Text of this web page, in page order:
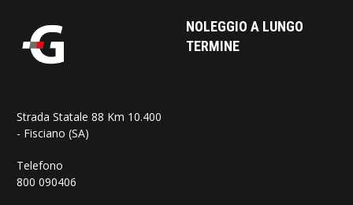
Strada Statale 88 Km 10.400
- Fisciano (SA)
Telefono
800 090406
NOLEGGIO A LUNGO
TERMINE